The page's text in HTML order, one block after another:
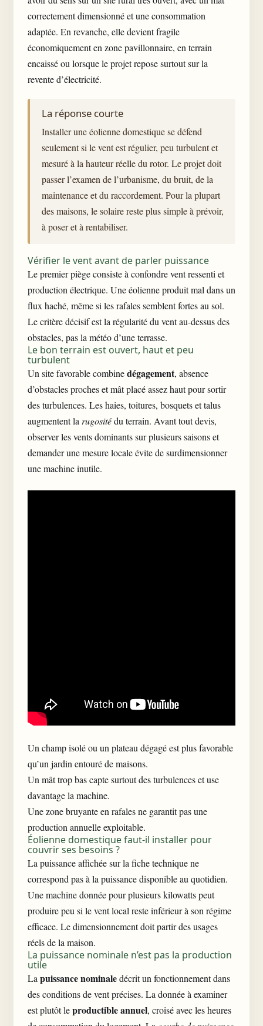
correctement dimensionné et une consommation
adaptée. En revanche, elle devient fragile
économiquement en zone pavillonnaire, en terrain
encaissé ou lorsque le projet repose surtout sur la
revente d’électricité.
La réponse courte
Installer une éolienne domestique se défend
seulement si le vent est régulier, peu turbulent et
mesuré à la hauteur réelle du rotor. Le projet doit
passer l’examen de l’urbanisme, du bruit, de la
maintenance et du raccordement. Pour la plupart
des maisons, le solaire reste plus simple à prévoir,
à poser et à rentabiliser.
Vérifier le vent avant de parler puissance
Le premier piège consiste à confondre vent ressenti et
production électrique. Une éolienne produit mal dans un
flux haché, même si les rafales semblent fortes au sol.
Le critère décisif est la régularité du vent au-dessus des
obstacles, pas la météo d’une terrasse.
Le bon terrain est ouvert, haut et peu
turbulent
Un site favorable combinedégagement, absence
d’obstacles proches et mât placé assez haut pour sortir
des turbulences. Les haies, toitures, bosquets et talus
augmentent la rugositédu terrain. Avant tout devis,
observer les vents dominants sur plusieurs saisons et
demander une mesure locale évite de surdimensionner
une machine inutile.
Un champ isolé ou un plateau dégagé est plus favorable
qu’un jardin entouré de maisons.
Un mât trop bas capte surtout des turbulences et use
davantage la machine.
Une zone bruyante en rafales ne garantit pas une
production annuelle exploitable.
Éolienne domestique faut-il installer pour
couvrir ses besoins ?
La puissance affichée sur la fiche technique ne
correspond pas à la puissance disponible au quotidien.
Une machine donnée pour plusieurs kilowatts peut
produire peu si le vent local reste inférieur à son régime
efficace. Le dimensionnement doit partir des usages
réels de la maison.
La puissance nominale n’est pas la production
utile
La puissance nominaledécrit un fonctionnement dans
des conditions de vent précises. La donnée à examiner
est plutôt leproductible annuel, croisé avec les heures